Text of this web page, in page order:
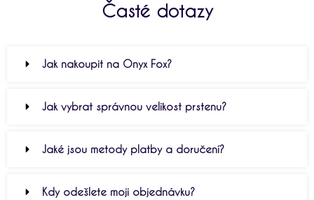
Časté dotazy
Jak nakoupit na Onyx Fox?
Jak vybrat správnou velikost prstenu?
Jaké jsou metody platby a doručení?
Kdy odešlete moji objednávku?